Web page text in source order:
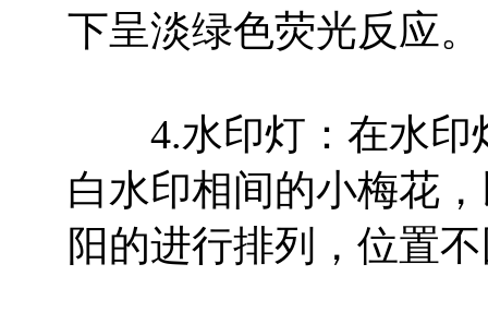
下呈淡绿色荧光反应。
4.水印灯：在水印
白水印相间的小梅花
阳的进行排列，位置